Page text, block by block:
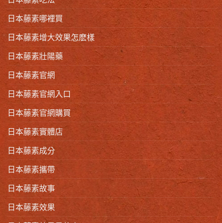
日本藤素哪裡買
日本藤素增大效果怎麽樣
日本藤素壯陽藥
日本藤素官網
日本藤素官網入口
日本藤素官網購買
日本藤素實體店
日本藤素成分
日本藤素攜帶
日本藤素故事
日本藤素效果